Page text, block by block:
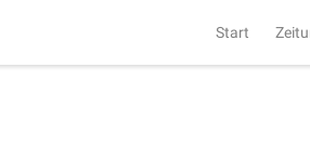
Start